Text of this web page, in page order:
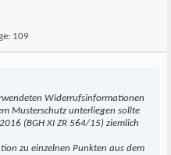
109
Widerrufsinformationen
Musterschutz unterliegen sollte
(BGH XI ZR 564/15) ziemlich
zu einzelnen Punkten aus dem